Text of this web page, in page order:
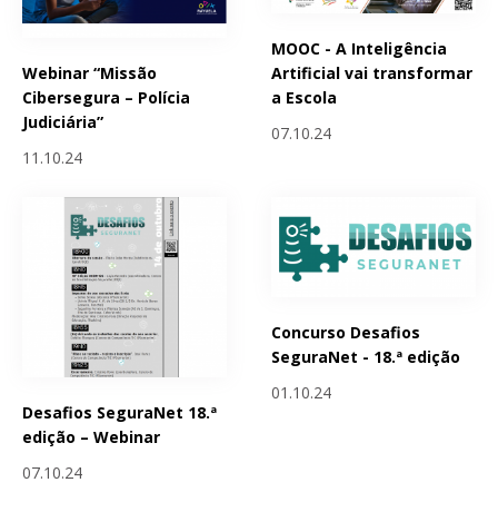
Webinar “Missão
Cibersegura – Polícia
Judiciária”
11.10.24
MOOC - A Inteligência
Artificial vai transformar
a Escola
07.10.24
Desafios SeguraNet 18.ª
edição – Webinar
07.10.24
Concurso Desafios
SeguraNet - 18.ª edição
01.10.24